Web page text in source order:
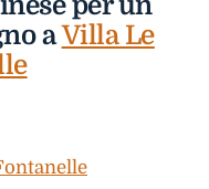
aVilla Le